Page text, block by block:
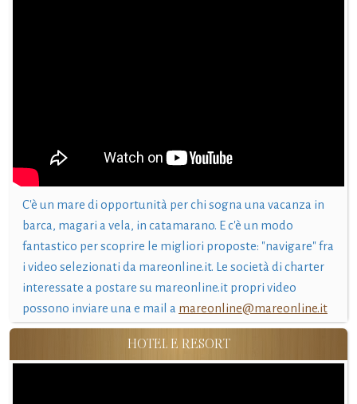
C'è un mare di opportunità per chi sogna una vacanza in
barca, magari a vela, in catamarano. E c'è un modo
fantastico per scoprire le migliori proposte: "navigare" fra
i video selezionati da mareonline.it. Le società di charter
interessate a postare su mareonline.it propri video
possono inviare una e mail a mareonline@mareonline.it
HOTEL E RESORT